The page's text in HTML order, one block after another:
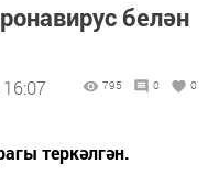
белән
795 0 0
теркәлгән.